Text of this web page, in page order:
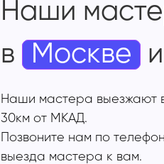
Наши
в
Москве и
Наши мастера выезжают
30км от МКАД.
Позвоните нам по
выезда мастера к вам.